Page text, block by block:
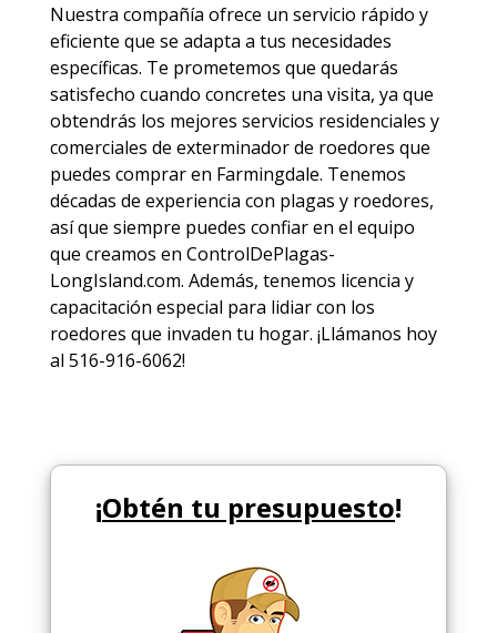
Nuestra compañía ofrece un servicio rápido y
eficiente que se adapta a tus necesidades
específicas. Te prometemos que quedarás
satisfecho cuando concretes una visita, ya que
obtendrás los mejores servicios residenciales y
comerciales de exterminador de roedores que
puedes comprar en Farmingdale. Tenemos
décadas de experiencia con plagas y roedores,
así que siempre puedes confiar en el equipo
que creamos en ControlDePlagas-
LongIsland.com. Además, tenemos licencia y
capacitación especial para lidiar con los
roedores que invaden tu hogar. ¡Llámanos hoy
al 516-916-6062!
¡Obtén tu presupuesto!